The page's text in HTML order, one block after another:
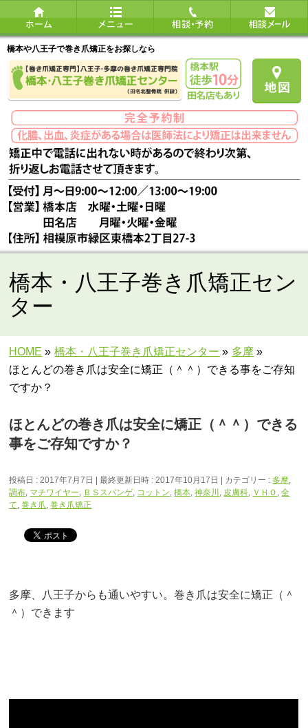
橋本や八王子で巻き爪矯正をお探しなら
橋本・八王子巻き爪矯正セン
ター
HOME » 橋本・八王子巻き爪矯正センター » 多摩 »
ほとんどの巻き爪は安全に矯正（＾＾）できる事をご存知
ですか？
ほとんどの巻き爪は安全に矯正（＾＾）できる
事をご存知ですか？
投稿日 : 2017年7月7日 最終更新日時 : 2017年10月17日 カテゴリー : 多摩,
調布, マチワイヤー, ＢＳスパンゲ, コットン,橋本,神奈川 , 皮膚科, ＶＨＯ ,全
て,巻き爪,巻き爪矯正
多摩、八王子からも通いやすい。巻き爪は安全に矯正（＾
＾）できます